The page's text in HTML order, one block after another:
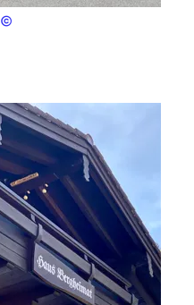
Alexandra Thomae